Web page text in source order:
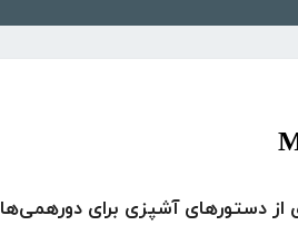
از دستورهای آشپزی برای دورهمی‌ها